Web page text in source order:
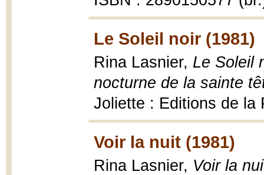
Le Soleil noir (1981)
Rina Lasnier, Le Soleil
nocturne de la sainte
Joliette : Editions de la
Voir la nuit (1981)
Rina Lasnier, Voir la